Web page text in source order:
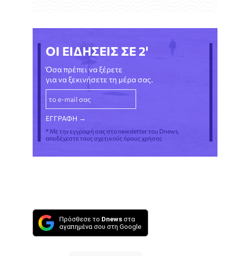
ΟΙ ΕΙΔΗΣΕΙΣ ΣΕ 2'
Όσα πρέπει να ξέρετε
για να ξεκινήσετε τη μέρα σας.
* Με την εγγραφή σας στο newsletter του Dnews,
αποδέχεστε τους σχετικούς όρους χρήσης
Πρόσθεσε το Dnews στα
αγαπημένα σου στη Google